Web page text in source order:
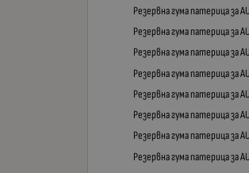
Резервна гума патерица за
Резервна гума патерица за
Резервна гума патерица за
Резервна гума патерица за
Резервна гума патерица за
Резервна гума патерица за
Резервна гума патерица за
Резервна гума патерица за